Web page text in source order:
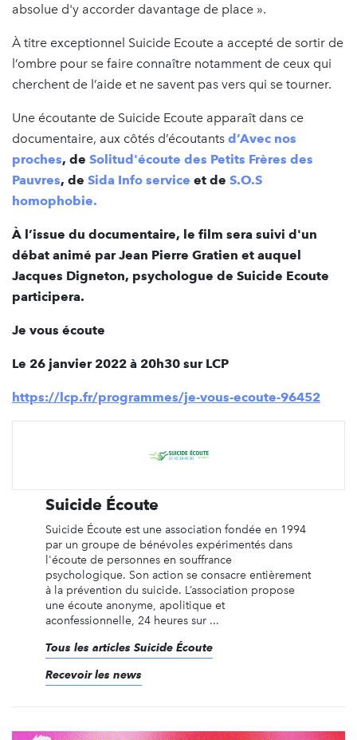
absolue d'y accorder davantage de place ».
À titre exceptionnel Suicide Ecoute a accepté de sortir de
l’ombre pour se faire connaître notamment de ceux qui
cherchent de l’aide et ne savent pas vers qui se tourner.
Une écoutante de Suicide Ecoute apparaît dans ce
documentaire, aux côtés d’écoutants d’Avec nos
proches, de Solitud'écoute des Petits Frères des
Pauvres, de Sida Info service et de S.O.S
homophobie.
À l’issue du documentaire, le film sera suivi d'un
débat animé par Jean Pierre Gratien et auquel
Jacques Digneton, psychologue de Suicide Ecoute
participera.
Je vous écoute
Le 26 janvier 2022 à 20h30 sur LCP
https://lcp.fr/programmes/je-vous-ecoute-96452
Suicide Écoute
Suicide Écoute est une association fondée en 1994
par un groupe de bénévoles expérimentés dans
l'écoute de personnes en souffrance
psychologique. Son action se consacre entièrement
à la prévention du suicide. L’association propose
une écoute anonyme, apolitique et
aconfessionnelle, 24 heures sur ...
Tous les articles Suicide Écoute
Recevoir les news